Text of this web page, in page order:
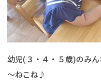
幼児(３・４・５歳)のみ
～ねこね♪